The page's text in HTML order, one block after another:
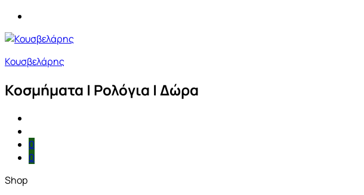
Κουσβελάρης
Κοσμήματα | Ρολόγια | Δώρα
0
0
Shop